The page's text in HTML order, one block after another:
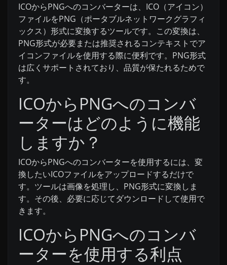
ICOからPNGへのコンバーターは、ICO（アイコン）
ファイルをPNG（ポータブルネットワークグラフィ
ックス）形式に変換するツールです。この変換は、
PNG形式が必要または推奨されるコンテキストでア
イコンファイルを使用する際に便利です。PNG形式
は広くサポートされており、品質が保たれるためで
す。
ICOからPNGへのコンバ
ーターはどのように機能
しますか？
ICOからPNGへのコンバーターを使用するには、変
換したいICOファイルをアップロードするだけで
す。ツールは画像を処理し、PNG形式に変換しま
す。その後、必要に応じてダウンロードして使用で
きます。
ICOからPNGへのコンバ
ーターを使用する利点